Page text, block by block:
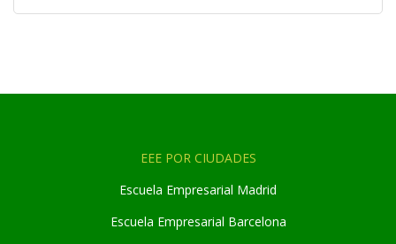
EEE POR CIUDADES
Escuela Empresarial Madrid
Escuela Empresarial Barcelona